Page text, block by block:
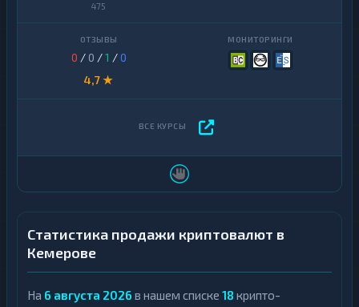
475
0 / 0 /1 /0
4,7 ★
Статистика продажи криптовалют в
Кемерове
На 6 августа 2026 в нашем списке 18 крипто-